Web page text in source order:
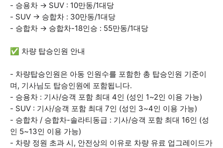
- 승용차 → SUV : 10만동/1대당
- SUV → 승합차 : 30만동/1대당
- 승합차 → 승합차-18인승 : 55만동/1대당
✅ 차량 탑승인원 안내
- 차량탑승인원은 아동 인원수를 포함한 총 탑승인원 기준이
며, 기사님도 탑승인원에 포함됩니다.
- 승용차 : 기사/승객 포함 최대 4인 (성인 1~2인 이용 가능)
- SUV : 기사/승객 포함 최대 7인 (성인 3~4인 이용 가능)
- 승합차 / 승합차-솔라티동급 : 기사/승객 포함 최대 16인 (성
인 5~13인 이용 가능)
- 차량 정원 초과 시, 안전상의 이유로 차량 유료 업그레이드가